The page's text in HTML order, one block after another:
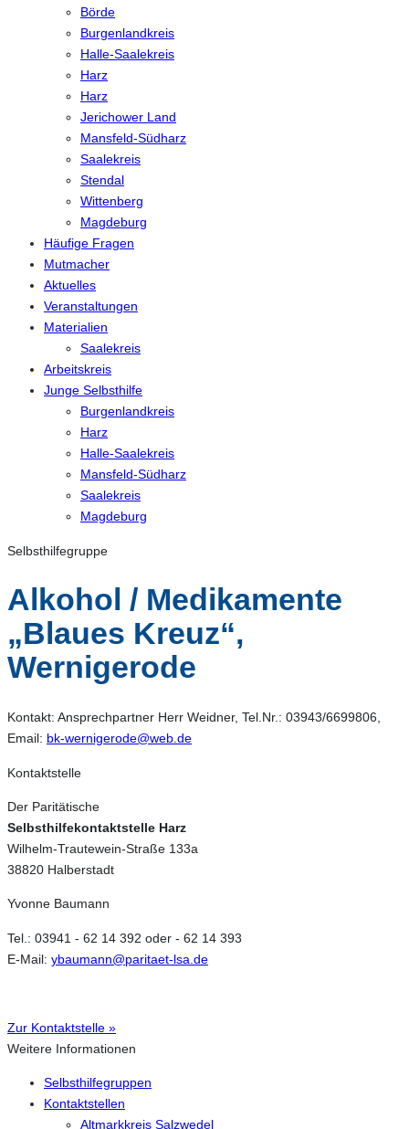
Börde
Burgenlandkreis
Halle-Saalekreis
Harz
Harz
Jerichower Land
Mansfeld-Südharz
Saalekreis
Stendal
Wittenberg
Magdeburg
Häufige Fragen
Mutmacher
Aktuelles
Veranstaltungen
Materialien
Saalekreis
Arbeitskreis
Junge Selbsthilfe
Burgenlandkreis
Harz
Halle-Saalekreis
Mansfeld-Südharz
Saalekreis
Magdeburg
Selbsthilfegruppe
Alkohol / Medikamente
„Blaues Kreuz“,
Wernigerode
Kontakt: Ansprechpartner Herr Weidner, Tel.Nr.: 03943/6699806,
Email: bk-wernigerode@web.de
Kontaktstelle
Der Paritätische
Selbsthilfekontaktstelle Harz
Wilhelm-Trautewein-Straße 133a
38820 Halberstadt
Yvonne Baumann
Tel.: 03941 - 62 14 392 oder - 62 14 393
E-Mail: ybaumann@paritaet-lsa.de
Zur Kontaktstelle »
Weitere Informationen
Selbsthilfegruppen
Kontaktstellen
Altmarkkreis Salzwedel